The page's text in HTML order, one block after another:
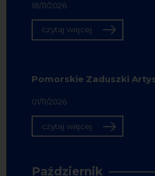
18/11/2026
czytaj więcej
Pomorskie Zaduszki
01/11/2026
czytaj więcej
Październik